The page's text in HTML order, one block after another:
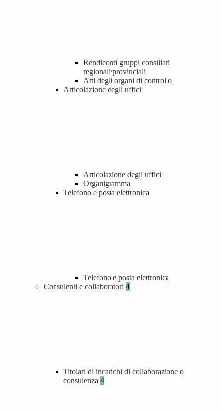
Rendiconti gruppi consiliari
regionali/provinciali
Atti degli organi di controllo
Articolazione degli uffici
Articolazione degli uffici
Organigramma
Telefono e posta elettronica
Telefono e posta elettronica
Consulenti e collaboratori 4
Titolari di incarichi di collaborazione o
consulenza 4